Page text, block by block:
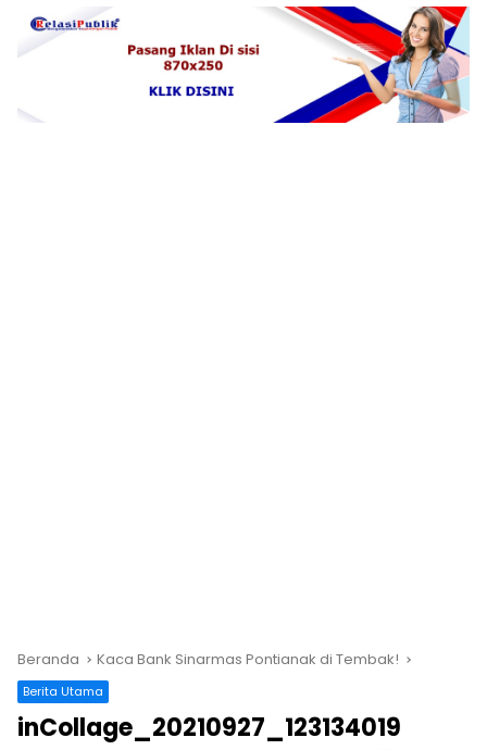
Beranda Kaca Bank Sinarmas Pontianak di Tembak!
Berita Utama
inCollage_20210927_123134019